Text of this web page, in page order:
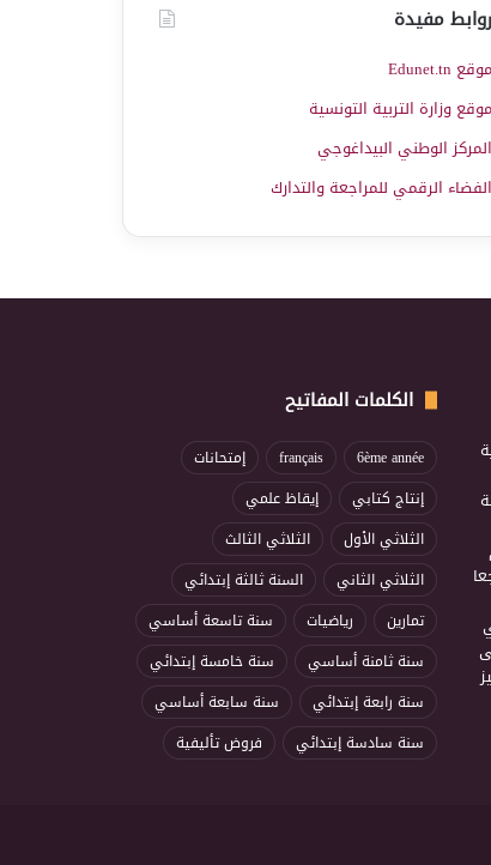
روابط مفيدة
موقع Edunet.tn
موقع وزارة التربية التونسية
المركز الوطني البيداغوجي
الفضاء الرقمي للمراجعة والتدارك
الكلمات المفاتيح
6ème année
français
إمتحانات
إنتاج كتابي
إيقاظ علمي
الثلاثي الأول
الثلاثي الثالث
الثلاثي الثاني
السنة ثالثة إبتدائي
تمارين
رياضيات
سنة تاسعة أساسي
سنة ثامنة أساسي
سنة خامسة إبتدائي
سنة رابعة إبتدائي
سنة سابعة أساسي
سنة سادسة إبتدائي
فروض تأليفية